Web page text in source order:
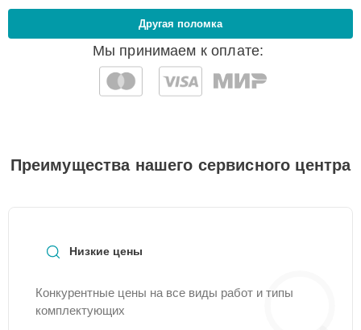
Мы принимаем к оплате:
Другая поломка
Преимущества нашего сервисного центра
Низкие цены
Конкурентные цены на все виды работ и типы
комплектующих